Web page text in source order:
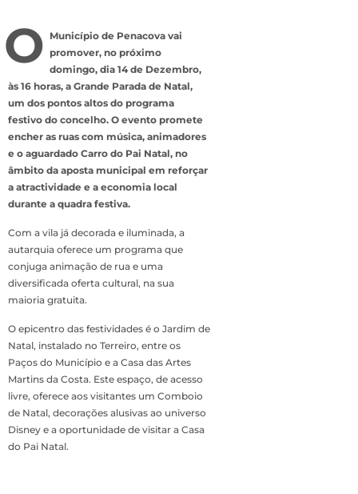
O Município de Penacova vai
promover, no próximo
domingo, dia 14 de Dezembro,
às 16 horas, a Grande Parada de Natal,
um dos pontos altos do programa
festivo do concelho. O evento promete
encher as ruas com música, animadores
e o aguardado Carro do Pai Natal, no
âmbito da aposta municipal em reforçar
a atractividade e a economia local
durante a quadra festiva.
Com a vila já decorada e iluminada, a
autarquia oferece um programa que
conjuga animação de rua e uma
diversificada oferta cultural, na sua
maioria gratuita.
O epicentro das festividades é o Jardim de
Natal, instalado no Terreiro, entre os
Paços do Município e a Casa das Artes
Martins da Costa. Este espaço, de acesso
livre, oferece aos visitantes um Comboio
de Natal, decorações alusivas ao universo
Disney e a oportunidade de visitar a Casa
do Pai Natal.